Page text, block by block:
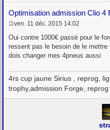
Optimisation admission Clio 4
e
s
a
e
ven. 11 déc. 2015 14:02
Oui contre 1000€ passé pour le
ressent pas le besoin de le
dois changer mes 4pneus aussi
4rs cup jaune Sirius , reprog,
trophy,admission Forge,